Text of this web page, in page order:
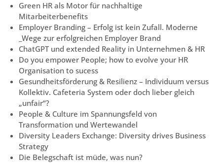
Green HR als Motor für nachhaltige
Mitarbeiterbenefits
Employer Branding – Erfolg ist kein Zufall. Moderne
_Wege zur erfolgreichen Employer Brand
ChatGPT und extended Reality in Unternehmen & HR
Do you empower People; how to evolve your HR
Organisation to sucess
Gesundheitsförderung & Resilienz – Individuum versus
Kollektiv. Cafeteria System oder doch lieber gleich
„unfair“?
People & Culture im Spannungsfeld von
Transformation und Wertewandel
Diversity Leaders Exchange: Diversity drives Business
Strategy
Die Belegschaft ist müde, was nun?